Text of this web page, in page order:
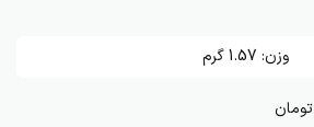
وزن: 1.57 گرم